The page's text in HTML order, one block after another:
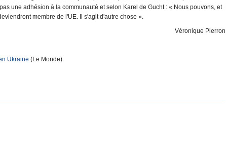
une adhésion à la communauté et selon Karel de Gucht : « Nous pouvons, et
membre de l'UE. Il s'agit d'autre chose ».
Véronique Pierron
Ukraine (Le Monde)